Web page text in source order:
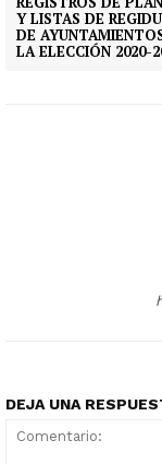
Y LISTAS DE
DE
LA ELECCIÓN 2020-
DEJA UNA